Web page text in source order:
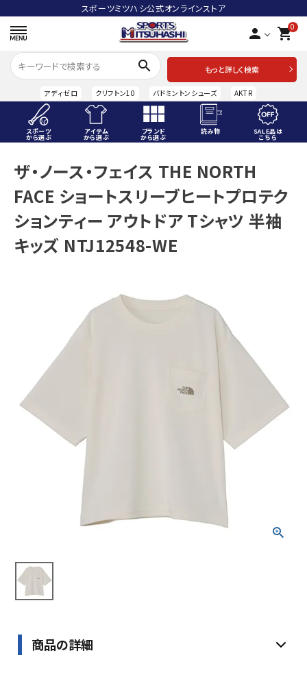
スポーツミツハシ公式オンラインストア
person 0
shopping_cart
search
もっと詳しく検索
アディゼロ クリフトン10 バドミントンシューズ AKTR
スポーツ
から選ぶ
アイテム
から選ぶ
ブランド
から選ぶ
読み物 SALE品は
こちら
ACCOUNT MENU
ようこそ ゲスト 様
meeting_room ログイン person 会員登録
スポーツから選ぶ
ブランドから選ぶ
SALE品はこちら
INFORMATIOM
ご利用ガイド
お問い合わせ
プライバシーポリシー
ザ・ノース・フェイス THE NORTH
FACE ショートスリーブヒートプロテク
ションティー アウトドア Tシャツ 半袖
キッズ NTJ12548-WE
商品の詳細